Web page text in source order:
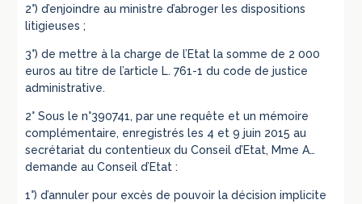
2°) d’enjoindre au ministre d’abroger les dispositions
litigieuses ;
3°) de mettre à la charge de l’Etat la somme de 2 000
euros au titre de l’article L. 761-1 du code de justice
administrative.
2° Sous le n°390741, par une requête et un mémoire
complémentaire, enregistrés les 4 et 9 juin 2015 au
secrétariat du contentieux du Conseil d’Etat, Mme A…
demande au Conseil d’Etat :
1°) d’annuler pour excès de pouvoir la décision implicite